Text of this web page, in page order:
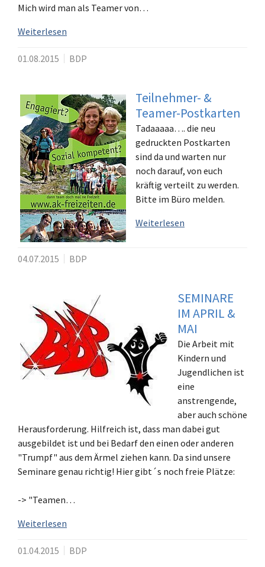
Mich wird man als Teamer von…
Weiterlesen
01.08.2015 BDP
Teilnehmer- &
Teamer-Postkarten
Tadaaaaa…. die neu
gedruckten Postkarten
sind da und warten nur
noch darauf, von euch
kräftig verteilt zu werden.
Bitte im Büro melden.
Weiterlesen
04.07.2015 BDP
SEMINARE
IM APRIL &
MAI
Die Arbeit mit
Kindern und
Jugendlichen ist
eine
anstrengende,
aber auch schöne
Herausforderung. Hilfreich ist, dass man dabei gut
ausgebildet ist und bei Bedarf den einen oder anderen
"Trumpf" aus dem Ärmel ziehen kann. Da sind unsere
Seminare genau richtig! Hier gibt´s noch freie Plätze:
-> "Teamen…
Weiterlesen
01.04.2015 BDP